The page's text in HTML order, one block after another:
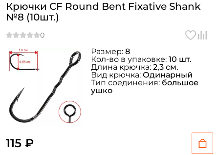
Крючки CF Round Bent Fixative Shank
№8 (10шт.)
115 ₽
Размер: 8
Кол-во в упаковке: 10 шт.
Длина крючка: 2,3 см.
Вид крючка: Одинарный
Тип соединения: большое
ушко